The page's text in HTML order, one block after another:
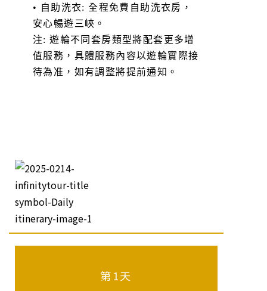
• 自助洗衣: 全程免費自助洗衣房，
安心暢遊三峽。
注: 遊輪不同套房類型將配套更多增
值服務，具體服務內容以遊輪實際接
待為准，如有調整將提前通知。
第1天